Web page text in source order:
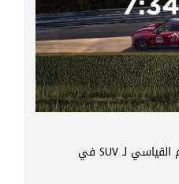
Xiaomi YU7 GT تحطّم الرقم القياسي لـ SUV في